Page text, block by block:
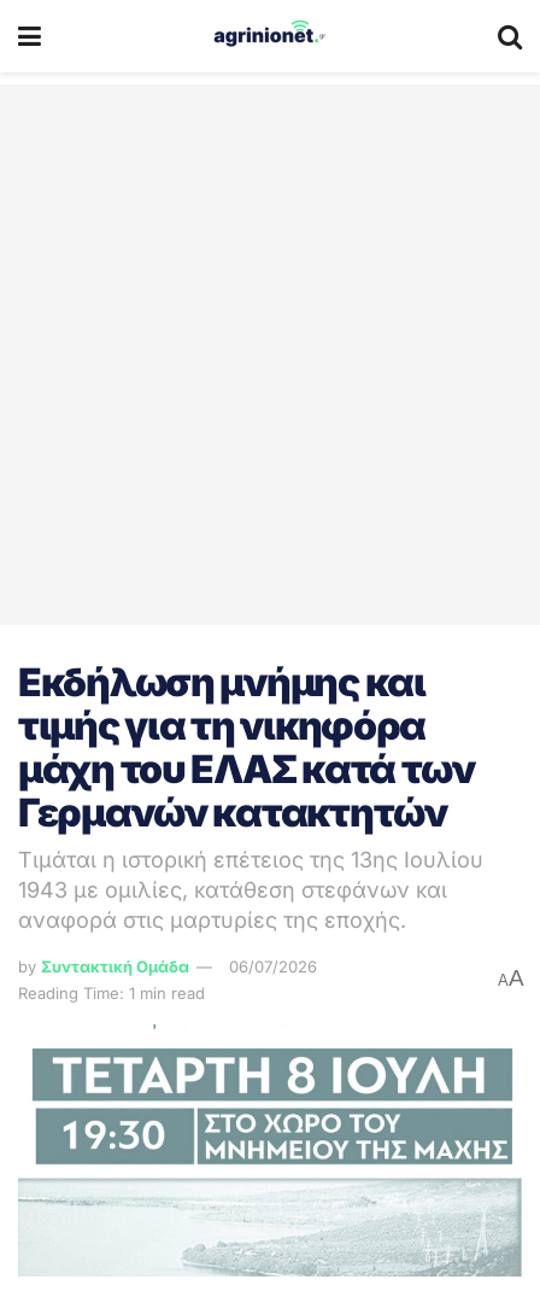
Εκδήλωση μνήμης και
τιμής για τη νικηφόρα
μάχη του ΕΛΑΣ κατά των
Γερμανών κατακτητών
Τιμάται η ιστορική επέτειος της 13ης Ιουλίου
1943 με ομιλίες, κατάθεση στεφάνων και
αναφορά στις μαρτυρίες της εποχής.
by Συντακτική Ομάδα
06/07/2026
Reading Time: 1 min read
AA